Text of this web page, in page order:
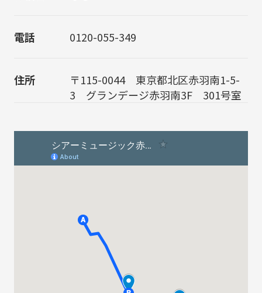
電話 0120-055-349
住所
〒115-0044 東京都北区赤羽南1-5-
3 グランデージ赤羽南3F 301号室